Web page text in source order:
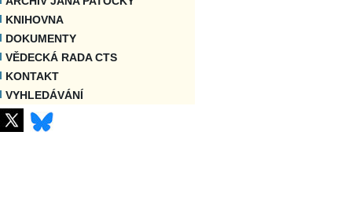
KNIHOVNA
DOKUMENTY
VĚDECKÁ RADA CTS
KONTAKT
VYHLEDÁVÁNÍ